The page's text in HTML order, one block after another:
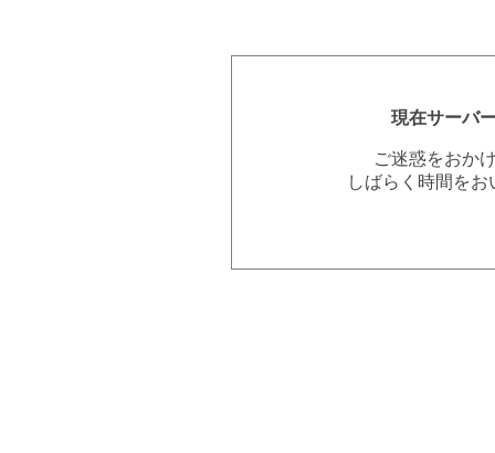
現在サーバ
ご迷惑をおか
しばらく時間を